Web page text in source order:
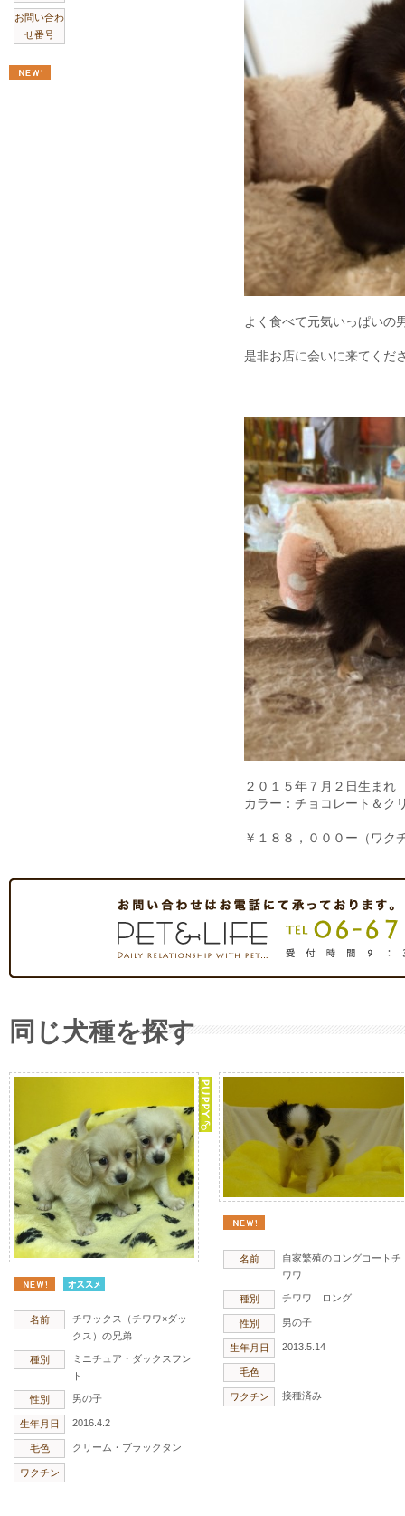
お問い合わ
せ番号
よく食べて元気いっぱいの
是非お店に会いに来てくだ
２０１５年７月２日生ま
カラー：チョコレート＆ク
￥１８８，０００ー（ワク
同じ犬種を探す
名前
チワックス（チワワ×ダッ
クス）の兄弟
種別
ミニチュア・ダックスフン
ト
性別 男の子
生年月日 2016.4.2
毛色 クリーム・ブラックタン
ワクチン
名前
自家繁殖のロングコートチ
ワワ
種別 チワワ ロング
性別 男の子
生年月日 2013.5.14
毛色
ワクチン 接種済み